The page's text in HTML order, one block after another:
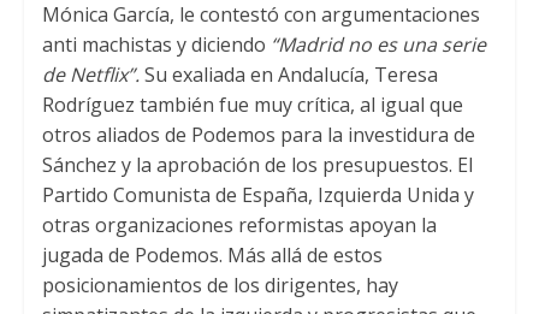
Mónica García, le contestó con argumentaciones
anti machistas y diciendo “Madrid no es una serie
de Netflix”.Su exaliada en Andalucía, Teresa
Rodríguez también fue muy crítica, al igual que
otros aliados de Podemos para la investidura de
Sánchez y la aprobación de los presupuestos. El
Partido Comunista de España, Izquierda Unida y
otras organizaciones reformistas apoyan la
jugada de Podemos. Más allá de estos
posicionamientos de los dirigentes, hay